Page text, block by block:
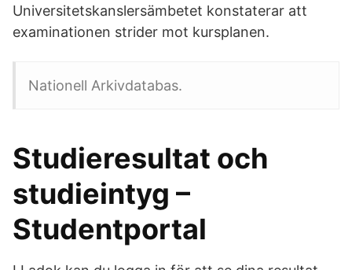
Universitetskanslersämbetet konstaterar att
examinationen strider mot kursplanen.
Nationell Arkivdatabas.
Studieresultat och
studieintyg –
Studentportal